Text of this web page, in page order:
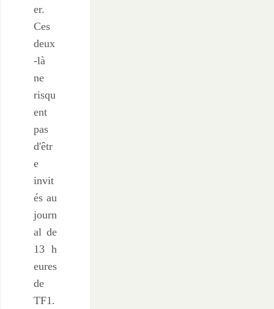
er.
Ces
deux
-là
ne
risqu
ent
pas
d'êtr
e
invit
és au
journ
al de
13 h
eures
de
TF1.